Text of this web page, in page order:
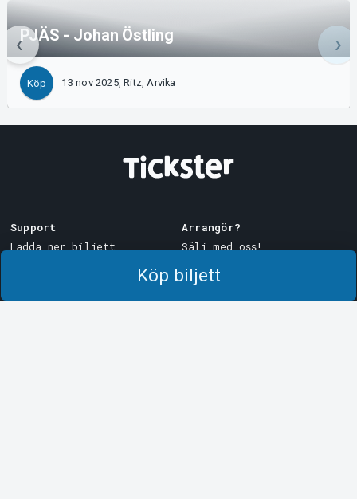
Köp biljett
PJÄS - Johan Östling
Köp 13 nov 2025, Ritz, Arvika
Support
Ladda ner biljett
Arrangör?
Sälj med oss!
Logga in i Manager